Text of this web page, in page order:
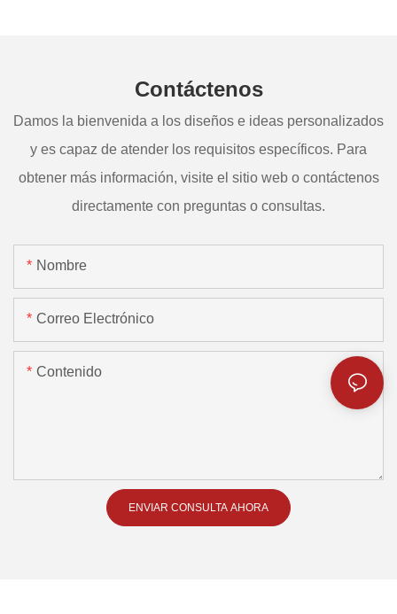
Contáctenos
Damos la bienvenida a los diseños e ideas personalizados
y es capaz de atender los requisitos específicos. Para
obtener más información, visite el sitio web o contáctenos
directamente con preguntas o consultas.
Nombre
Correo Electrónico
Contenido
ENVIAR CONSULTA AHORA